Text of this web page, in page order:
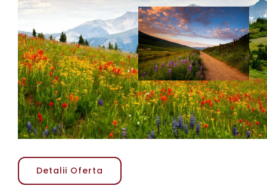
Detalii Oferta
Detalii Oferta